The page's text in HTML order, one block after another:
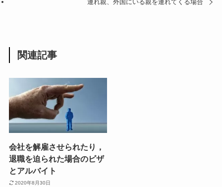
連れ親、外国にいる親を連れてくる場合
関連記事
会社を解雇させられたり，
退職を迫られた場合のビザ
とアルバイト
2020年8月30日